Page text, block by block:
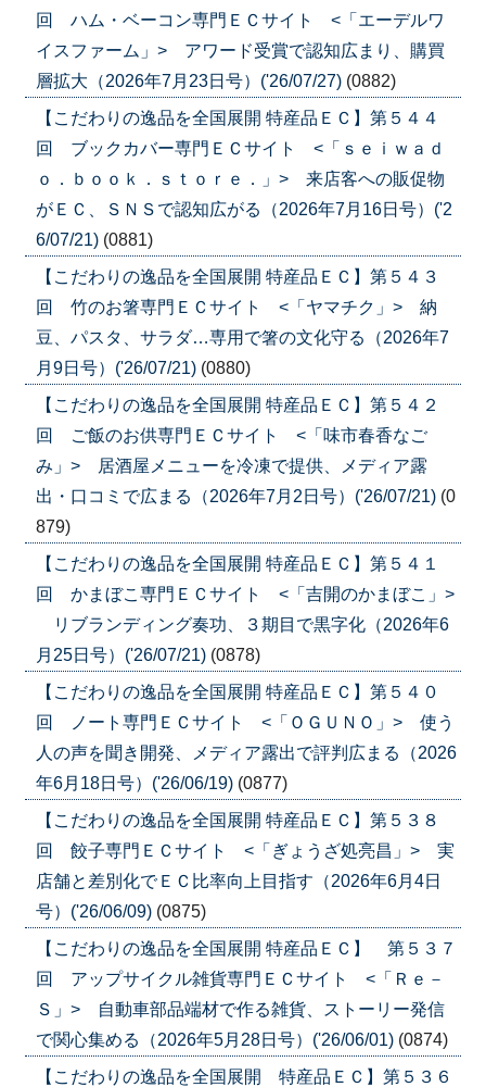
回 ハム・ベーコン専門ＥＣサイト <「エーデルワ
イスファーム」> アワード受賞で認知広まり、購買
層拡大（2026年7月23日号）('26/07/27) (0882)
【こだわりの逸品を全国展開 特産品ＥＣ】第５４４
回 ブックカバー専門ＥＣサイト <「ｓｅｉｗａｄ
ｏ．ｂｏｏｋ．ｓｔｏｒｅ．」> 来店客への販促物
がＥＣ、ＳＮＳで認知広がる（2026年7月16日号）('2
6/07/21) (0881)
【こだわりの逸品を全国展開 特産品ＥＣ】第５４３
回 竹のお箸専門ＥＣサイト <「ヤマチク」> 納
豆、パスタ、サラダ…専用で箸の文化守る（2026年7
月9日号）('26/07/21) (0880)
【こだわりの逸品を全国展開 特産品ＥＣ】第５４２
回 ご飯のお供専門ＥＣサイト <「味市春香なご
み」> 居酒屋メニューを冷凍で提供、メディア露
出・口コミで広まる（2026年7月2日号）('26/07/21) (0
879)
【こだわりの逸品を全国展開 特産品ＥＣ】第５４１
回 かまぼこ専門ＥＣサイト <「吉開のかまぼこ」>
リブランディング奏功、３期目で黒字化（2026年6
月25日号）('26/07/21) (0878)
【こだわりの逸品を全国展開 特産品ＥＣ】第５４０
回 ノート専門ＥＣサイト <「ＯＧＵＮＯ」> 使う
人の声を聞き開発、メディア露出で評判広まる（2026
年6月18日号）('26/06/19) (0877)
【こだわりの逸品を全国展開 特産品ＥＣ】第５３８
回 餃子専門ＥＣサイト <「ぎょうざ処亮昌」> 実
店舗と差別化でＥＣ比率向上目指す（2026年6月4日
号）('26/06/09) (0875)
【こだわりの逸品を全国展開 特産品ＥＣ】 第５３７
回 アップサイクル雑貨専門ＥＣサイト <「Ｒｅ－
Ｓ」> 自動車部品端材で作る雑貨、ストーリー発信
で関心集める（2026年5月28日号）('26/06/01) (0874)
【こだわりの逸品を全国展開 特産品ＥＣ】第５３６